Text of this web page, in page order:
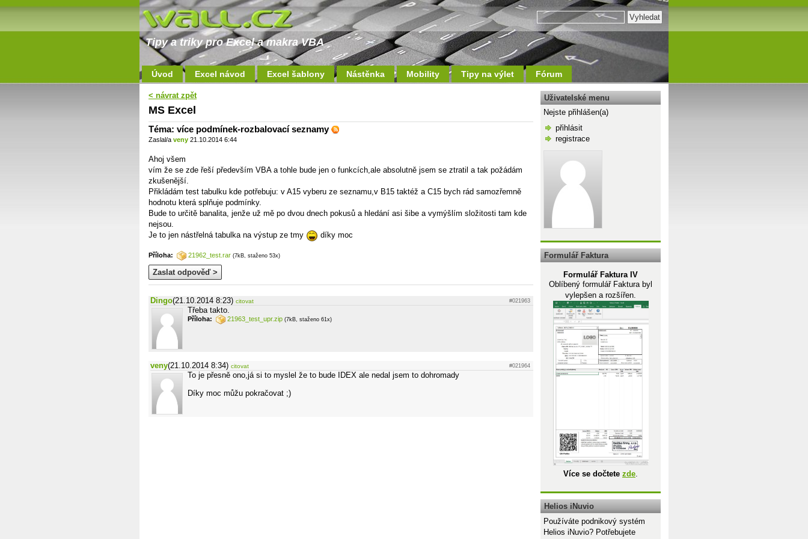
Tipy a triky pro Excel a makra VBA
Úvod Excel návod Excel šablony Nástěnka Mobility Tipy na výlet Fórum
< návrat zpět
MS Excel
Téma: více podmínek-rozbalovací seznamy
Zaslal/a veny 21.10.2014 6:44
Ahoj všem
vím že se zde řeší především VBA a tohle bude jen o funkcích,ale absolutně jsem se ztratil a tak požádám
zkušenější.
Přikládám test tabulku kde potřebuju: v A15 vyberu ze seznamu,v B15 taktéž a C15 bych rád samozřemně
hodnotu která splňuje podmínky.
Bude to určitě banalita, jenže už mě po dvou dnech pokusů a hledání asi šibe a vymýšlím složitosti tam kde
nejsou.
Je to jen nástřelná tabulka na výstup ze tmy
díky moc
Příloha: 21962_test.rar (7kB, staženo 53x)
Zaslat odpověď >
Dingo(21.10.2014 8:23) citovat #021963
Třeba takto.
Příloha: 21963_test_upr.zip (7kB, staženo 61x)
veny(21.10.2014 8:34) citovat #021964
To je přesně ono,já si to myslel že to bude IDEX ale nedal jsem to dohromady
Díky moc můžu pokračovat ;)
Uživatelské menu
Nejste přihlášen(a)
přihlásit
registrace
Formulář Faktura
Formulář Faktura IV
Oblíbený formulář Faktura byl
vylepšen a rozšířen.
Více se dočtete zde.
Helios iNuvio
Používáte podnikový systém
Helios iNuvio? Potřebujete